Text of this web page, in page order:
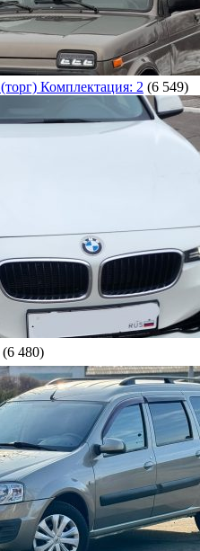
Комплектация: 2 (6 549)
(6 480)